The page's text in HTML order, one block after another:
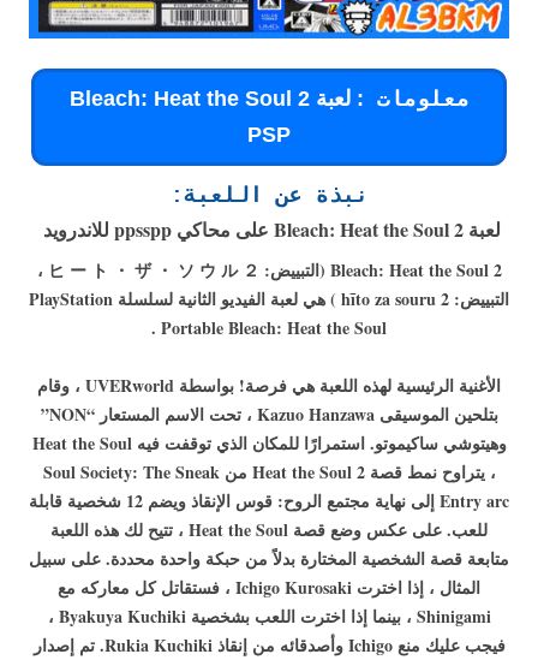
معلومات
: لعبة Bleach: Heat the Soul 2
PSP
نبذة عن اللعبة:
لعبة Bleach: Heat the Soul 2 على محاكي ppsspp للاندرويد
Bleach: Heat the Soul 2 (التبييض: ヒ ー ト ・ ザ ・ ソ ウ ル ２ ،
التبييض: hīto za souru 2 ) هي لعبة الفيديو الثانية لسلسلة PlayStation
Portable Bleach: Heat the Soul .
الأغنية الرئيسية لهذه اللعبة هي فرصة! بواسطة UVERworld ، وقام
بتلحين الموسيقى Kazuo Hanzawa ، تحت الاسم المستعار “NON”
وهيتوشي ساكيموتو. استمرارًا للمكان الذي توقفت فيه Heat the Soul
، يتراوح نمط قصة Heat the Soul 2 من Soul Society: The Sneak
Entry arc إلى نهاية مجتمع الروح: قوس الإنقاذ ويضم 12 شخصية قابلة
للعب. على عكس وضع قصة Heat the Soul ، تتيح لك هذه اللعبة
متابعة قصة الشخصية المختارة بدلاً من حبكة واحدة محددة. على سبيل
المثال ، إذا اخترت Ichigo Kurosaki ، فستقاتل كل معاركه مع
Shinigami ، بينما إذا اخترت اللعب بشخصية Byakuya Kuchiki ،
فيجب عليك منع Ichigo وأصدقائه من إنقاذ Rukia Kuchiki. تم إصدار